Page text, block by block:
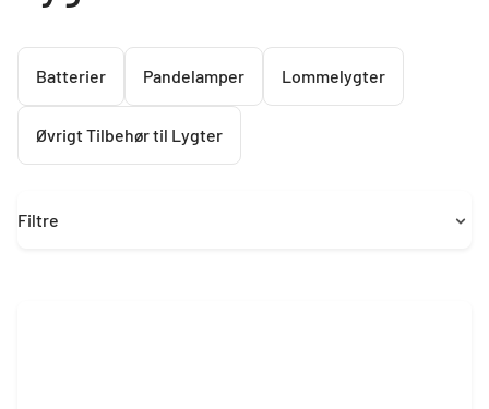
Batterier Pandelamper Lommelygter
Øvrigt Tilbehør til Lygter
Filtre